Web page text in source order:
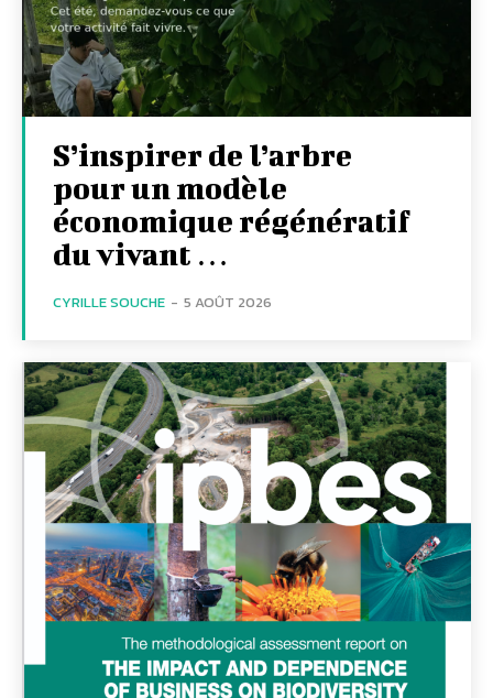
S’inspirer de l’arbre
pour un modèle
économique régénératif
du vivant …
CYRILLE SOUCHE - 5 AOÛT 2026